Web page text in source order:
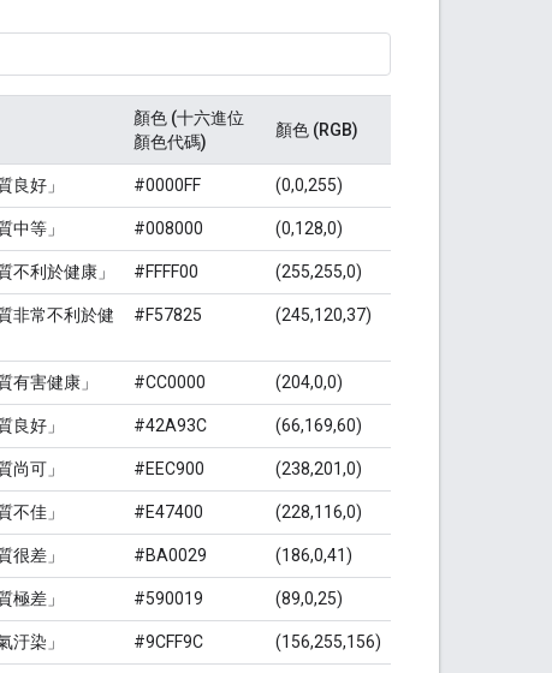
顏色 (十六進位
顏色代碼)
顏色 (RGB)
良好」 #0000FF (0,0,255)
中等」 #008000 (0,128,0)
不利於健康」 #FFFF00 (255,255,0)
非常不利於健
#F57825 (245,120,37)
有害健康」 #CC0000 (204,0,0)
良好」 #42A93C (66,169,60)
尚可」 #EEC900 (238,201,0)
不佳」 #E47400 (228,116,0)
很差」 #BA0029 (186,0,41)
極差」 #590019 (89,0,25)
汙染」 #9CFF9C (156,255,156)